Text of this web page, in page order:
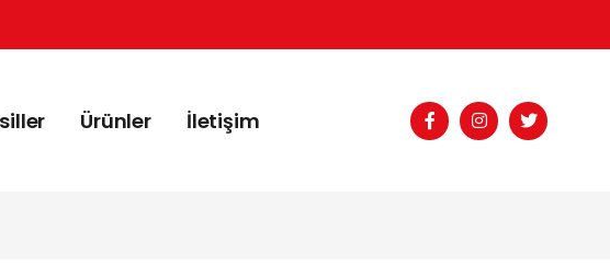
Ürünler İletişim